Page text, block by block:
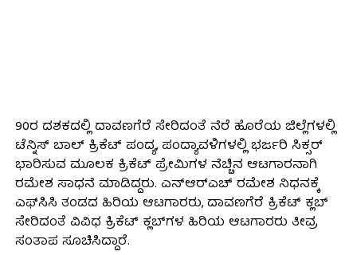
90ರ ದಶಕದಲ್ಲಿ ದಾವಣಗೆರೆ ಸೇರಿದಂತೆ ನೆರೆ ಹೊರೆಯ ಜಿಲ್ಲೆಗಳಲ್ಲಿ
ಟೆನ್ನಿಸ್‌ ಬಾಲ್‌ ಕ್ರಿಕೆಟ್‌ ಪಂದ್ಯ, ಪಂದ್ಯಾವಳಿಗಳಲ್ಲಿ ಭರ್ಜರಿ ಸಿಕ್ಸರ್
ಭಾರಿಸುವ ಮೂಲಕ ಕ್ರಿಕೆಟ್ ಪ್ರೇಮಿಗಳ ನೆಚ್ಚಿನ ಆಟಗಾರನಾಗಿ
ರಮೇಶ ಸಾಧನೆ ಮಾಡಿದ್ದರು. ಎನ್ಆರ್‌ಎಚ್‌ ರಮೇಶ ನಿಧನಕ್ಕೆ
ಎಫ್‌ಸಿಸಿ ತಂಡದ ಹಿರಿಯ ಆಟಗಾರರು, ದಾವಣಗೆರೆ ಕ್ರಿಕೆಟ್ ಕ್ಲಬ್‌
ಸೇರಿದಂತೆ ವಿವಿಧ ಕ್ರಿಕೆಟ್ ಕ್ಲಬ್‌ಗಳ ಹಿರಿಯ ಆಟಗಾರರು ತೀವ್ರ
ಸಂತಾಪ ಸೂಚಿಸಿದ್ದಾರೆ.